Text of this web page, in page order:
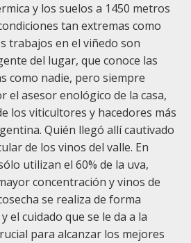
y los suelos a 1450 metros
tan extremas como
trabajos en el viñedo son
del lugar, que conoce las
como nadie, pero siempre
el asesor enológico de la casa,
los viticultores y hacedores más
Quién llegó allí cautivado
de los vinos del valle. En
utilizan el 60% de la uva,
concentración y vinos de
se realiza de forma
el cuidado que se le da a la
para alcanzar los mejores